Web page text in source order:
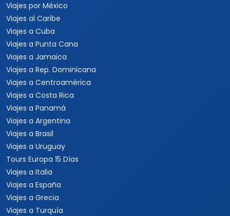
Viajes a Las Vegas
Viajes a Orlando
Viajes a Hawaii
Viajes a Los Cabos
Viajes a Cancún
Viajes a Chiapas
Playas de México
Viajes por México
Viajes al Caribe
Viajes a Cuba
Viajes a Punta Cana
Viajes a Jamaica
Viajes a Rep. Dominicana
Viajes a Centroamérica
Viajes a Costa Rica
Viajes a Panamá
Viajes a Argentina